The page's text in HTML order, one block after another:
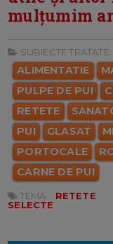
mulțumim
SUBIECTE TRATATE:
ALIMENTATIE
PULPE DE PUI
RETETE
PUI
GLASAT
PORTOCALE
CARNE DE PUI
TEMA:
RETETE
SELECTE